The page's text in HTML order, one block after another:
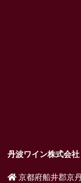
丹波ワイン株式会社
京都府船井郡京